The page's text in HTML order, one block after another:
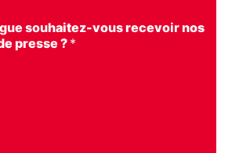
souhaitez-vous recevoir nos
presse ? *